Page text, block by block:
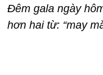
Đêm gala ngày
hơn hai từ: “may